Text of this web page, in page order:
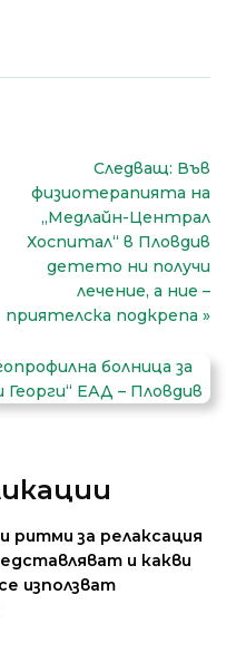
Следващ: Във
физиотерапията на
„Медлайн-Централ
Хоспитал“ в Пловдив
детето ни получи
лечение, а ние –
приятелска подкрепа
ритми за релаксация
и какви
използват